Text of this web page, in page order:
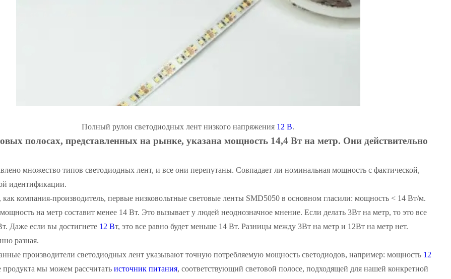
Полный рулон светодиодных лент низкого напряжения 12 В.
полосах, представленных на рынке, указана мощность 14,4 Вт на метр. Они действительно
множество типов светодиодных лент, и все они перепутаны. Совпадает ли номинальная мощность с фактической,
идентификации.
компания-производитель, первые низковольтные световые ленты SMD5050 в основном гласили: мощность < 14 Вт/м.
мощность на метр составит менее 14 Вт. Это вызывает у людей неоднозначное мнение. Если делать 3Вт на метр, то это все
Даже если вы достигнете 12 Вт, это все равно будет меньше 14 Вт. Разницы между 3Вт на метр и 12Вт на метр нет.
разная.
производители светодиодных лент указывают точную потребляемую мощность светодиодов, например: мощность 12
продукта мы можем рассчитать источник питания, соответствующий световой полосе, подходящей для нашей конкретной